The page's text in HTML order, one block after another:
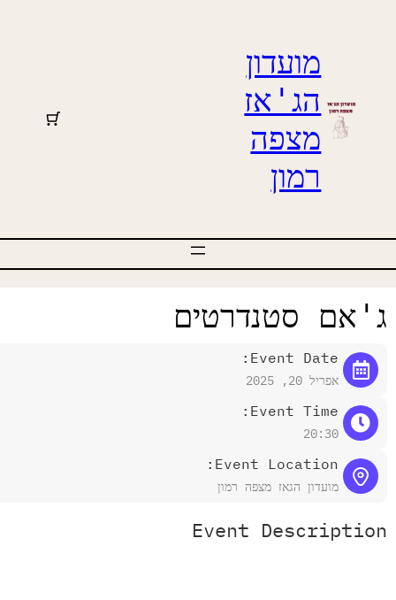
מועדון
הג'אז
מצפה
רמון
סטנדרטים
Event Date:
אפריל 20, 2025
Event Time:
20:30
Event Location:
מועדון הגאז מצפה רמון
Event